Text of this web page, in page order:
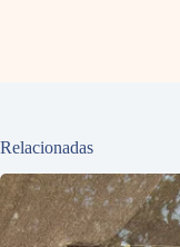
Relacionadas